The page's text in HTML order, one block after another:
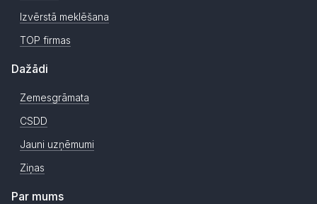
Izvērstā meklēšana
TOP firmas
Dažādi
Zemesgrāmata
CSDD
Jauni uzņēmumi
Ziņas
Par mums